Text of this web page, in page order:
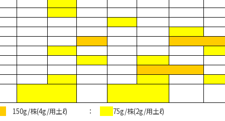
150g/株(4g/用土ℓ) ： 75g/株(2g/用土ℓ)